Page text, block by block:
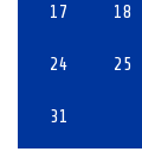
17 18
24 25
31